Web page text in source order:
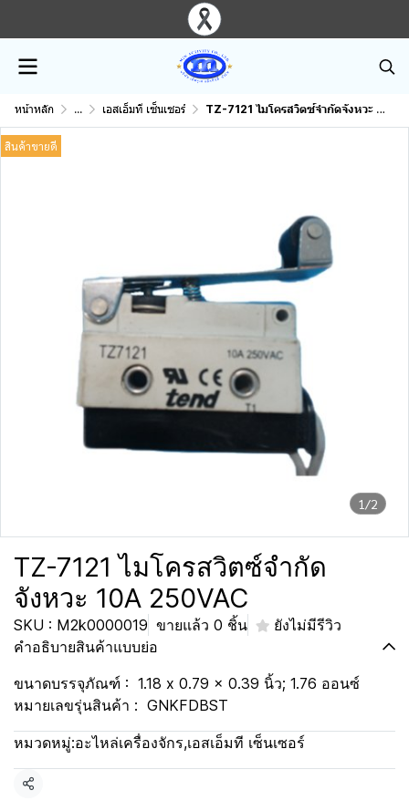
หน้าหลัก ... เอสเอ็มที เซ็นเซอร์ TZ-7121 ไมโครสวิตซ์จำกัดจังหวะ 10A 250VAC
1/2
สินค้าขายดี
TZ-7121 ไมโครสวิตซ์จำกัด
จังหวะ 10A 250VAC
SKU : M2k0000019 ขายแล้ว 0 ชิ้น
ยังไม่มีรีวิว
คำอธิบายสินค้าแบบย่อ
ขนาดบรรจุภัณฑ์ : ‎ 1.18 x 0.79 x 0.39 นิ้ว; 1.76 ออนซ์
หมายเลขรุ่นสินค้า : ‎ GNKFDBST
หมวดหมู่:อะไหล่เครื่องจักร,เอสเอ็มที เซ็นเซอร์
แชร์